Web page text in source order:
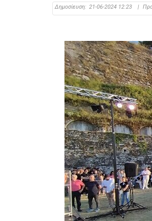
Δημοσίευση: 21-06-2024 12:23 |